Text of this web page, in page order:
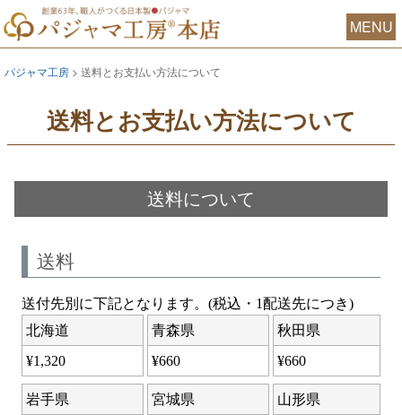
MENU
パジャマ工房 送料とお支払い方法について
送料とお支払い方法について
送料について
送料
送付先別に下記となります。(税込・1配送先につき)
北海道
¥1,320
青森県
¥660
秋田県
¥660
岩手県
宮城県
山形県